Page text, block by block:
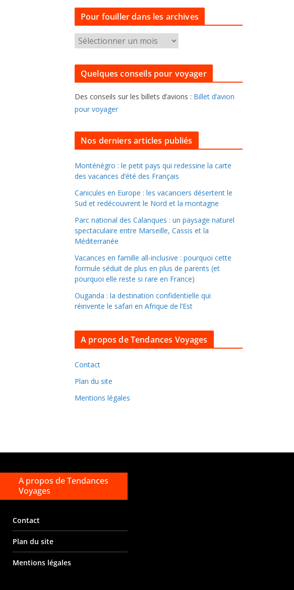
t
g
e
s
Pour fouiller dans les archives
o
u
o
u
l
e
r
d
a
n
s
l
e
s
a
r
c
i
s
Quelques conseils pour voyager
Des conseils sur les billets d’avions : Billet d’avion
pour voyager
Nos derniers articles publiés
Monténégro : le petit pays qui redessine la carte
des vacances d’été des Français
Canicules en Europe : les vacanciers désertent le
Sud et redécouvrent le Nord et la montagne
Parc national des Calanques : un paysage naturel
spectaculaire entre Marseille, Cassis et la
Méditerranée
Vacances en famille all-inclusive : pourquoi cette
formule séduit de plus en plus de parents (et
pourquoi elle reste si rare en France)
Ouganda : la destination confidentielle qui
réinvente le safari en Afrique de l’Est
A propos de Tendances Voyages
Contact
Plan du site
Mentions légales
A propos de Tendances
Voyages
Contact
Plan du site
Mentions légales